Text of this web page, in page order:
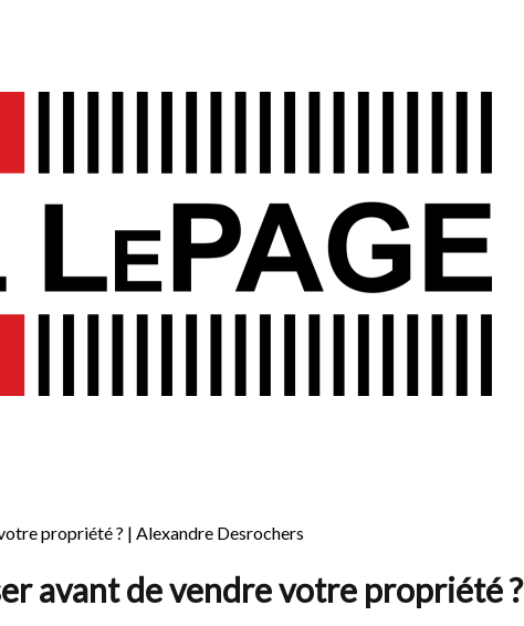
propriété ? | Alexandre Desrochers
avant de vendre votre propriété ?